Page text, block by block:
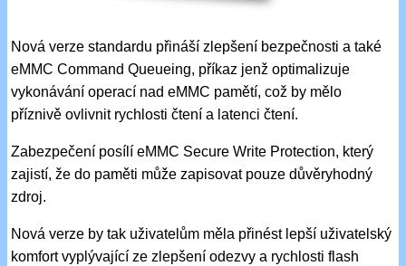
Nová verze standardu přináší zlepšení bezpečnosti a také
eMMC Command Queueing, příkaz jenž optimalizuje
vykonávání operací nad eMMC pamětí, což by mělo
příznivě ovlivnit rychlosti čtení a latenci čtení.
Zabezpečení posílí eMMC Secure Write Protection, který
zajistí, že do paměti může zapisovat pouze důvěryhodný
zdroj.
Nová verze by tak uživatelům měla přinést lepší uživatelský
komfort vyplývající ze zlepšení odezvy a rychlosti flash